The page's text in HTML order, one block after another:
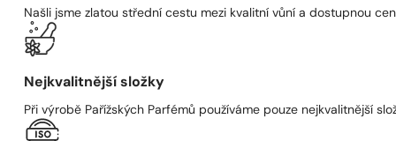
Našli jsme zlatou střední cestu mezi kvalitní vůní a dostupnou
Nejkvalitnější složky
Při výrobě Pařížských Parfémů používáme pouze nejkvalitnější